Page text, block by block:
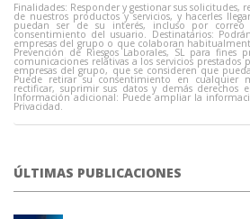
Finalidades: Responder y gestionar sus
de nuestros productos y servicios, y hacerles
puedan ser de su interés, incluso por correo
consentimiento del usuario. Destinatarios:
empresas del grupo o que colaboran
Prevención de Riesgos Laborales, SL para fines
comunicaciones relativas a los servicios
empresas del grupo, que se consideren que
Puede retirar su consentimiento en cualquier
rectificar, suprimir sus datos y demás derechos
Información adicional: Puede ampliar la
Privacidad.
ÚLTIMAS PUBLICACIONES